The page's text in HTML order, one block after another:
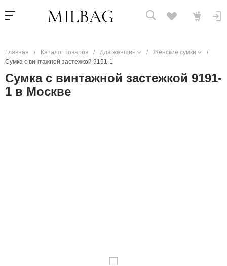
Главная / Каталог товаров / Для женщин / Женские сумки
/
Сумка с винтажной застежкой 9191-1
Сумка с винтажной застежкой 9191-
1 в Москве